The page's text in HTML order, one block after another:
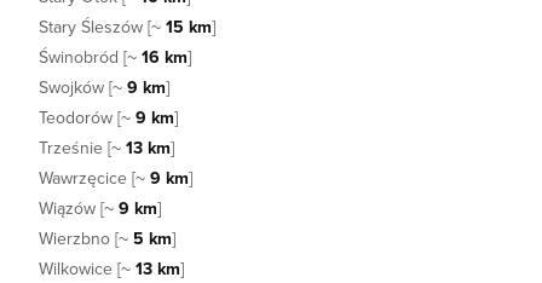
Stary Śleszów [~ 15 km]
Świnobród [~ 16 km]
Swojków [~ 9 km]
Teodorów [~ 9 km]
Trześnie [~ 13 km]
Wawrzęcice [~ 9 km]
Wiązów [~ 9 km]
Wierzbno [~ 5 km]
Wilkowice [~ 13 km]